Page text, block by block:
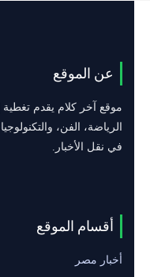
عن الموقع
موقع آخر كلام يقدم تغطية
الرياضة، الفن،
في نقل الأخبار.
أقسام الموقع
أخبار مصر